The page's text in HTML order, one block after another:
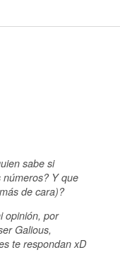
sabe si
números? Y que
de cara)?
opinión, por
Galious,
te respondan xD